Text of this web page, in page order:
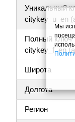
Уникальный
citykey_u_en
Полный ключ
citykey_f_en
Широта
Долгота
Регион
Мы